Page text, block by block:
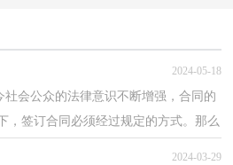
2024-05-18
会公众的法律意识不断增强，合同的
，签订合同必须经过规定的方式。那么
2024-03-29